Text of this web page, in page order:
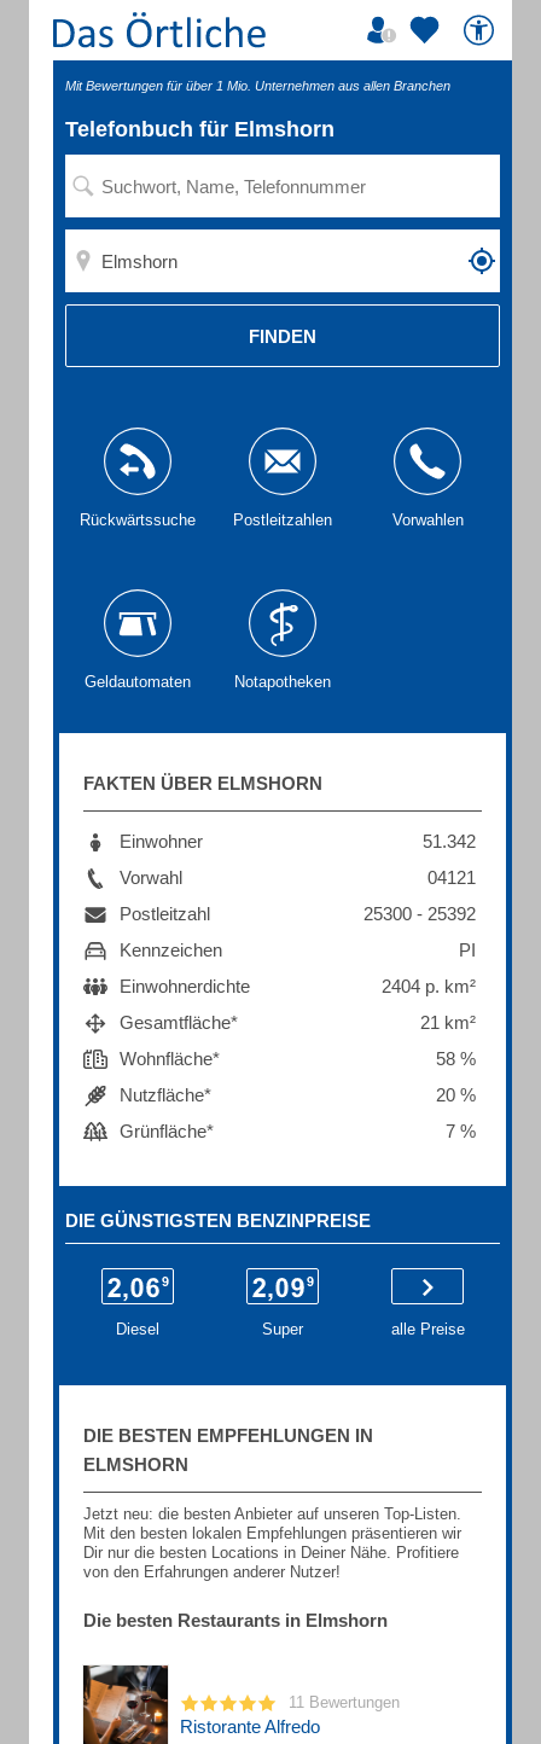
Mit Bewertungen für über 1 Mio. Unternehmen aus allen Branchen
Telefonbuch für Elmshorn
FINDEN
Rückwärtssuche Postleitzahlen Vorwahlen
Geldautomaten Notapotheken
FAKTEN ÜBER ELMSHORN
Einwohner
51.342
Vorwahl
04121
Postleitzahl
25300 - 25392
Kennzeichen
PI
Einwohnerdichte
2404 p. km²
Gesamtfläche*
21 km²
Wohnfläche*
58 %
Nutzfläche*
20 %
Grünfläche*
7 %
DIE GÜNSTIGSTEN BENZINPREISE
Diesel Super alle Preise
DIE BESTEN EMPFEHLUNGEN IN
ELMSHORN
Jetzt neu: die besten Anbieter auf unseren Top-Listen.
Mit den besten lokalen Empfehlungen präsentieren wir
Dir nur die besten Locations in Deiner Nähe. Profitiere
von den Erfahrungen anderer Nutzer!
Die besten Restaurants in Elmshorn
11 Bewertungen
Ristorante Alfredo